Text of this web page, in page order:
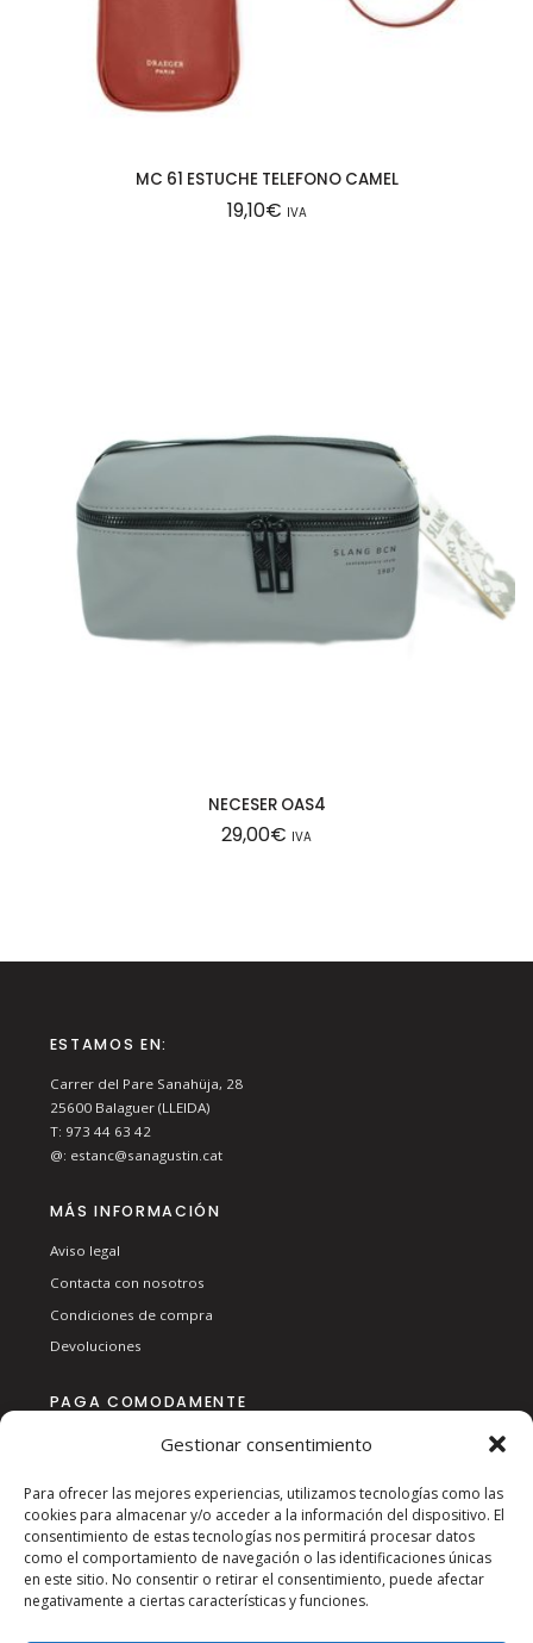
Gestionar consentimiento
Para ofrecer las mejores experiencias, utilizamos tecnologías como las
cookies para almacenar y/o acceder a la información del dispositivo. El
consentimiento de estas tecnologías nos permitirá procesar datos
como el comportamiento de navegación o las identificaciones únicas
en este sitio. No consentir o retirar el consentimiento, puede afectar
negativamente a ciertas características y funciones.
MC 61 ESTUCHE TELEFONO CAMEL
19,10€ IVA
NECESER OAS4
29,00€ IVA
ESTAMOS EN:
Carrer del Pare Sanahüja, 28
25600 Balaguer (LLEIDA)
T: 973 44 63 42
@: estanc@sanagustin.cat
MÁS INFORMACIÓN
Aviso legal
Contacta con nosotros
Condiciones de compra
Devoluciones
PAGA COMODAMENTE
SÍGUENOS EN RSS: